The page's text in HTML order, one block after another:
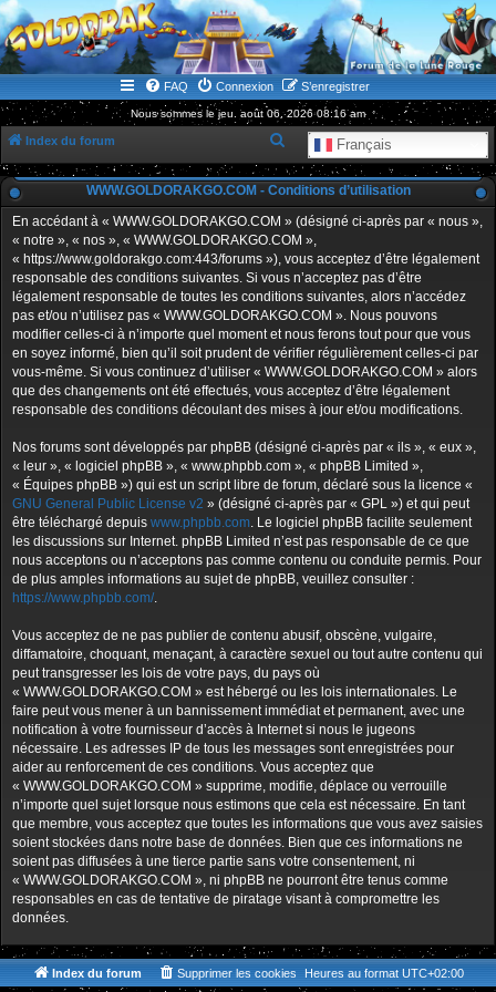
WWW.GOLDORAKGO.COM
le site de la Lune Rouge
FAQ Connexion S’enregistrer
Nous sommes le jeu. août 06, 2026 08:16 am
Index du forum Français
e
c
h
e
r
c
e
r
WWW.GOLDORAKGO.COM - Conditions d’utilisation
En accédant à « WWW.GOLDORAKGO.COM » (désigné ci-après par « nous »,
« notre », « nos », « WWW.GOLDORAKGO.COM »,
« https://www.goldorakgo.com:443/forums »), vous acceptez d’être légalement
responsable des conditions suivantes. Si vous n’acceptez pas d’être
légalement responsable de toutes les conditions suivantes, alors n’accédez
pas et/ou n’utilisez pas « WWW.GOLDORAKGO.COM ». Nous pouvons
modifier celles-ci à n’importe quel moment et nous ferons tout pour que vous
en soyez informé, bien qu’il soit prudent de vérifier régulièrement celles-ci par
vous-même. Si vous continuez d’utiliser « WWW.GOLDORAKGO.COM » alors
que des changements ont été effectués, vous acceptez d’être légalement
responsable des conditions découlant des mises à jour et/ou modifications.
Nos forums sont développés par phpBB (désigné ci-après par « ils », « eux »,
« leur », « logiciel phpBB », « www.phpbb.com », « phpBB Limited »,
« Équipes phpBB ») qui est un script libre de forum, déclaré sous la licence «
GNU General Public License v2 » (désigné ci-après par « GPL ») et qui peut
être téléchargé depuis www.phpbb.com. Le logiciel phpBB facilite seulement
les discussions sur Internet. phpBB Limited n’est pas responsable de ce que
nous acceptons ou n’acceptons pas comme contenu ou conduite permis. Pour
de plus amples informations au sujet de phpBB, veuillez consulter :
https://www.phpbb.com/.
Vous acceptez de ne pas publier de contenu abusif, obscène, vulgaire,
diffamatoire, choquant, menaçant, à caractère sexuel ou tout autre contenu qui
peut transgresser les lois de votre pays, du pays où
« WWW.GOLDORAKGO.COM » est hébergé ou les lois internationales. Le
faire peut vous mener à un bannissement immédiat et permanent, avec une
notification à votre fournisseur d’accès à Internet si nous le jugeons
nécessaire. Les adresses IP de tous les messages sont enregistrées pour
aider au renforcement de ces conditions. Vous acceptez que
« WWW.GOLDORAKGO.COM » supprime, modifie, déplace ou verrouille
n’importe quel sujet lorsque nous estimons que cela est nécessaire. En tant
que membre, vous acceptez que toutes les informations que vous avez saisies
soient stockées dans notre base de données. Bien que ces informations ne
soient pas diffusées à une tierce partie sans votre consentement, ni
« WWW.GOLDORAKGO.COM », ni phpBB ne pourront être tenus comme
responsables en cas de tentative de piratage visant à compromettre les
données.
Index du forum Heures au format UTC+02:00
Supprimer les cookies